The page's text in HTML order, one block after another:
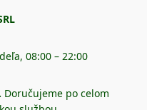
08:00 – 22:00
Doručujeme po celom